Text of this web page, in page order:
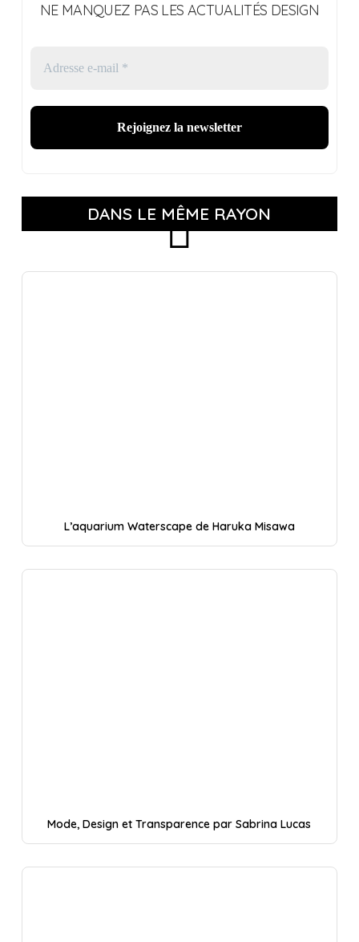
NE MANQUEZ PAS LES ACTUALITÉS DESIGN
DANS LE MÊME RAYON
L’aquarium Waterscape de Haruka Misawa
Mode, Design et Transparence par Sabrina Lucas